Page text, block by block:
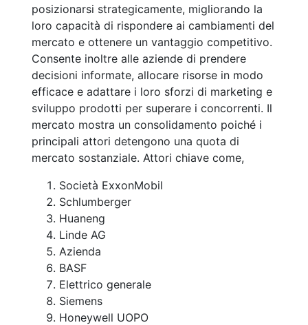
posizionarsi strategicamente, migliorando la
loro capacità di rispondere ai cambiamenti del
mercato e ottenere un vantaggio competitivo.
Consente inoltre alle aziende di prendere
decisioni informate, allocare risorse in modo
efficace e adattare i loro sforzi di marketing e
sviluppo prodotti per superare i concorrenti. Il
mercato mostra un consolidamento poiché i
principali attori detengono una quota di
mercato sostanziale. Attori chiave come,
Società ExxonMobil
Schlumberger
Huaneng
Linde AG
Azienda
BASF
Elettrico generale
Siemens
Honeywell UOPO